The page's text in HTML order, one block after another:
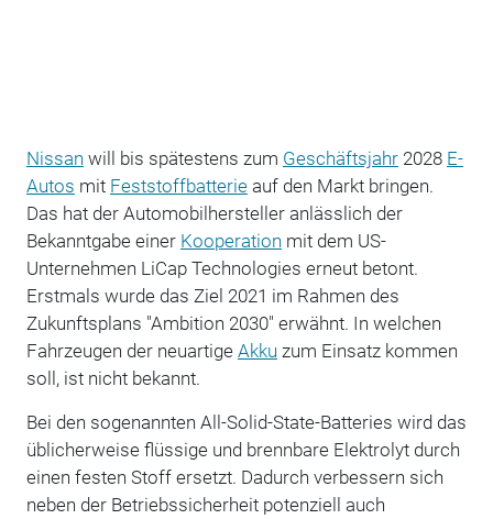
Nissan will bis spätestens zum Geschäftsjahr2028 E-
Autos mit Feststoffbatterieauf den Markt bringen.
Das hat der Automobilhersteller anlässlich der
Bekanntgabe einer Kooperation mit dem US-
Unternehmen LiCap Technologies erneut betont.
Erstmals wurde das Ziel 2021 im Rahmen des
Zukunftsplans "Ambition 2030" erwähnt. In welchen
Fahrzeugen der neuartige Akku zum Einsatz kommen
soll, ist nicht bekannt.
Bei den sogenannten All-Solid-State-Batteries wird das
üblicherweise flüssige und brennbare Elektrolyt durch
einen festen Stoff ersetzt. Dadurch verbessern sich
neben der Betriebssicherheit potenziell auch